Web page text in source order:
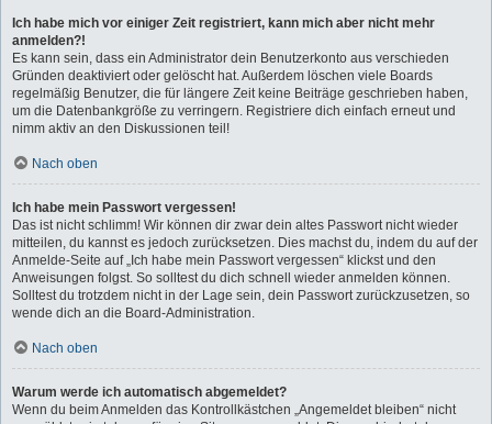
Ich habe mich vor einiger Zeit registriert, kann mich aber nicht mehr
anmelden?!
Es kann sein, dass ein Administrator dein Benutzerkonto aus verschieden
Gründen deaktiviert oder gelöscht hat. Außerdem löschen viele Boards
regelmäßig Benutzer, die für längere Zeit keine Beiträge geschrieben haben,
um die Datenbankgröße zu verringern. Registriere dich einfach erneut und
nimm aktiv an den Diskussionen teil!
Nach oben
Ich habe mein Passwort vergessen!
Das ist nicht schlimm! Wir können dir zwar dein altes Passwort nicht wieder
mitteilen, du kannst es jedoch zurücksetzen. Dies machst du, indem du auf der
Anmelde-Seite auf „Ich habe mein Passwort vergessen“ klickst und den
Anweisungen folgst. So solltest du dich schnell wieder anmelden können.
Solltest du trotzdem nicht in der Lage sein, dein Passwort zurückzusetzen, so
wende dich an die Board-Administration.
Nach oben
Warum werde ich automatisch abgemeldet?
Wenn du beim Anmelden das Kontrollkästchen „Angemeldet bleiben“ nicht